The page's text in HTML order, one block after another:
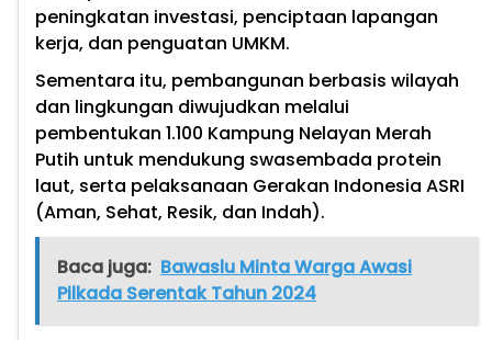
peningkatan investasi, penciptaan lapangan
kerja, dan penguatan UMKM.
Sementara itu, pembangunan berbasis wilayah
dan lingkungan diwujudkan melalui
pembentukan 1.100 Kampung Nelayan Merah
Putih untuk mendukung swasembada protein
laut, serta pelaksanaan Gerakan Indonesia ASRI
(Aman, Sehat, Resik, dan Indah).
Baca juga: Bawaslu Minta Warga Awasi
Pilkada Serentak Tahun 2024